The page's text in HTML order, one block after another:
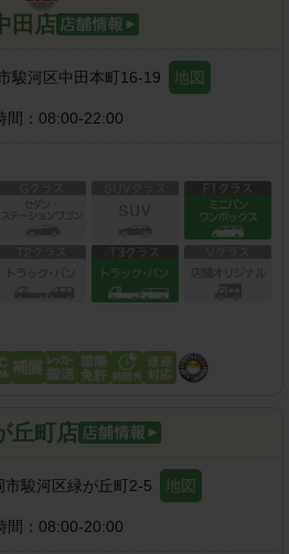
田店
駿河区中田本町16-19 地図
間： 08:00-22:00
丘町店
市駿河区緑が丘町2-5 地図
間： 08:00-20:00